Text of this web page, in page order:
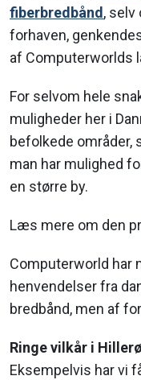
fiberbredbånd , selv
forhaven,
af Computerworlds
For selvom hele
muligheder her i
befolkede områder,
man har mulighed
en større by.
Læs mere om den
Computerworld har
henvendelser fra
bredbånd, men af
Ringe vilkår i
Eksempelvis har vi